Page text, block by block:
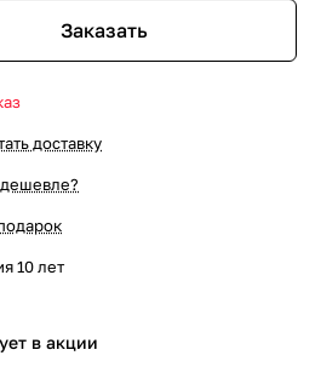
Заказать
доставку
10 лет
в акции